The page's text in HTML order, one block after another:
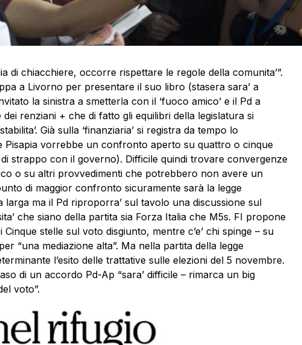
di chiacchiere, occorre rispettare le regole della comunita’”.
a Livorno per presentare il suo libro (stasera sara’ a
la sinistra a smetterla con il ‘fuoco amico’ e il Pd a
renziani + che di fatto gli equilibri della legislatura si
Già sulla ‘finanziaria’ si registra da tempo lo
Pisapia vorrebbe un confronto aperto su quattro o cinque
strappo con il governo). Difficile quindi trovare convergenze
o su altri provvedimenti che potrebbero non avere un
di maggior confronto sicuramente sarà la legge
larga ma il Pd riproporra’ sul tavolo una discussione sul
che siano della partita sia Forza Italia che M5s. FI propone
stelle sul voto disgiunto, mentre c’e’ chi spinge – su
“una mediazione alta”. Ma nella partita della legge
l’esito delle trattative sulle elezioni del 5 novembre.
di un accordo Pd-Ap “sara’ difficile – rimarca un big
voto”.